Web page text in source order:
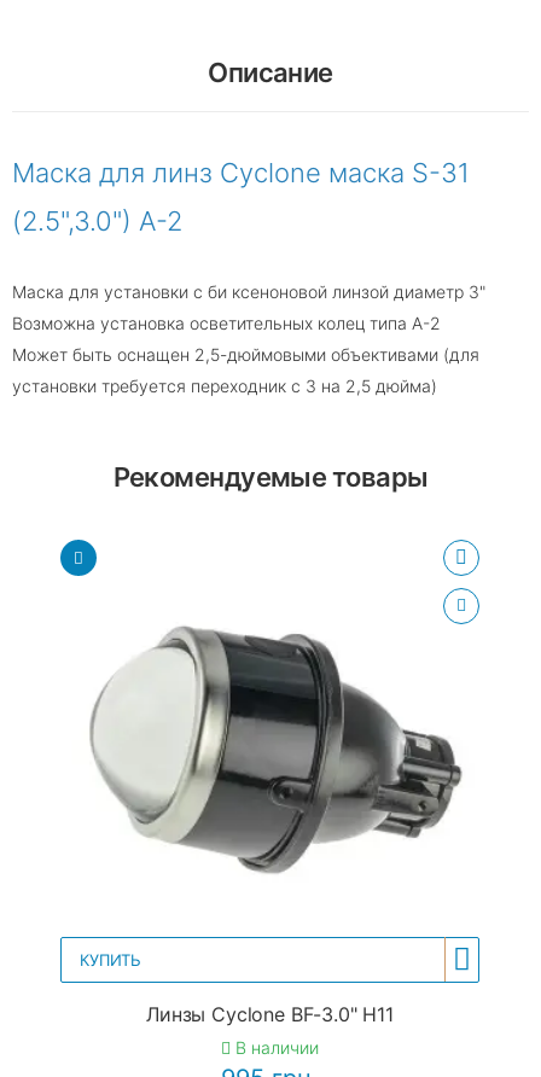
Описание
Маска для линз Cyclone маска S-31
(2.5",3.0") A-2
Маска для установки с би ксеноновой линзой диаметр 3"
Возможна установка осветительных колец типа А-2
Может быть оснащен 2,5-дюймовыми объективами (для
установки требуется переходник с 3 на 2,5 дюйма)
Рекомендуемые товары
КУПИТЬ
Линзы Cyclone BF-3.0" H11
В наличии